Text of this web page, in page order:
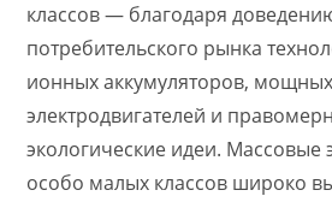
классов — благодаря
потребительского рынка
ионных аккумуляторов,
электродвигателей и
экологические идеи. Массовые
особо малых классов широко